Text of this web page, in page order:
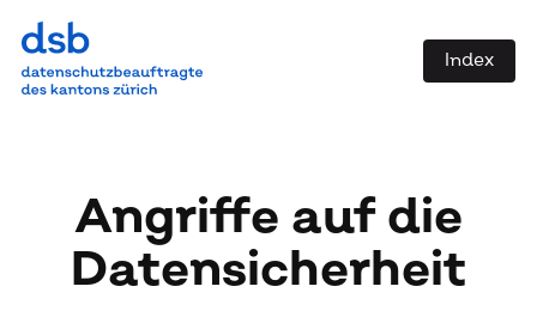
Index
An­grif­fe auf die
Da­ten­si­cher­heit